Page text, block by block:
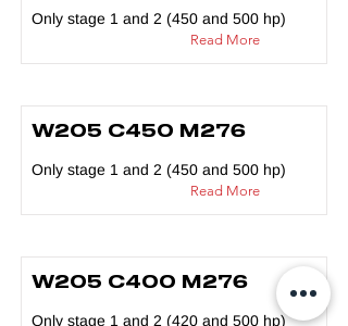
Only stage 1 and 2 (450 and 500 hp)
Read More
W205 C450 M276
Only stage 1 and 2 (450 and 500 hp)
Read More
W205 C400 M276
Only stage 1 and 2 (420 and 500 hp)